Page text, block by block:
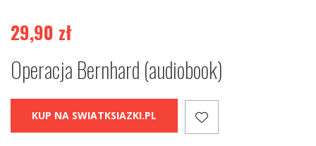
29,90 zł
Operacja Bernhard (audiobook)
KUP NA SWIATKSIAZKI.PL